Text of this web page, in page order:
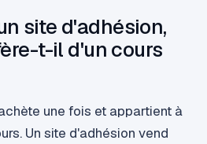
site d'adhésion,
t-il d'un cours
une fois et appartient à
Un site d'adhésion vend